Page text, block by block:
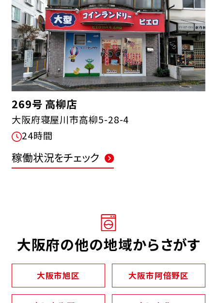
269号 高柳店
大阪府寝屋川市高柳5-28-4
24時間
稼働状況をチェック
大阪府の他の地域からさがす
大阪市旭区 大阪市阿倍野区